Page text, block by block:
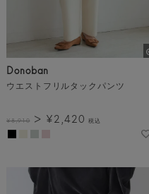
Donoban
ウエストフリルタックパンツ
¥8,910 ¥2,420 税込